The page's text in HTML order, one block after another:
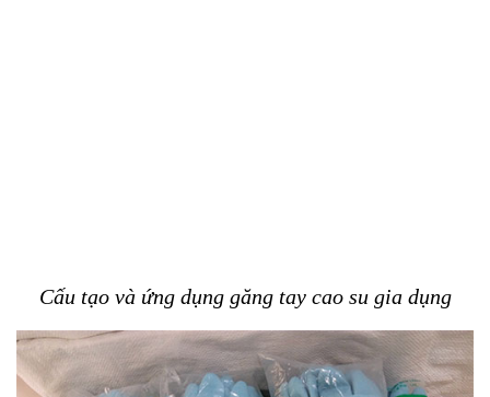
Cấu tạo và ứng dụng găng tay cao su gia dụng